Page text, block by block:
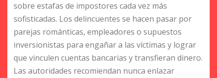
sobre estafas de impostores cada vez más
sofisticadas. Los delincuentes se hacen pasar por
parejas románticas, empleadores o supuestos
inversionistas para engañar a las víctimas y lograr
que vinculen cuentas bancarias y transfieran dinero.
Las autoridades recomiendan nunca enlazar